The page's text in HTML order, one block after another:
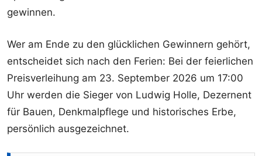
gewinnen.
Wer am Ende zu den glücklichen Gewinnern gehört,
entscheidet sich nach den Ferien: Bei der feierlichen
Preisverleihung am 23. September 2026 um 17:00
Uhr werden die Sieger von Ludwig Holle, Dezernent
für Bauen, Denkmalpflege und historisches Erbe,
persönlich ausgezeichnet.